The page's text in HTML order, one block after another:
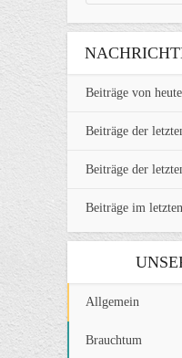
Beiträge von heute
Beiträge der
Beiträge der
Beiträge im
Allgemein
Brauchtum